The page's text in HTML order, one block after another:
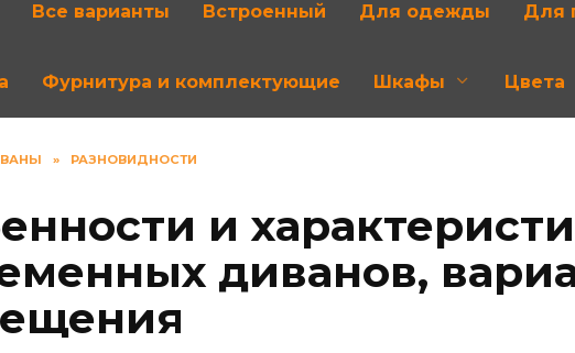
Все варианты Встроенный Для одежды Для
Фурнитура и комплектующие Шкафы Цвета
» РАЗНОВИДНОСТИ
и
диванов,